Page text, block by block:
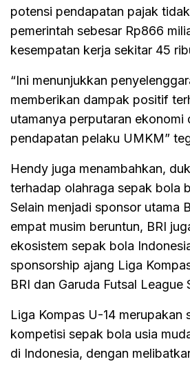
potensi pendapatan pajak
pemerintah sebesar Rp866
kesempatan kerja sekitar 45
“Ini menunjukkan
memberikan dampak positif
utamanya perputaran ekonomi
pendapatan pelaku UMKM”
Hendy juga menambahkan,
terhadap olahraga sepak bola
Selain menjadi sponsor utama
empat musim beruntun, BRI
ekosistem sepak bola
sponsorship ajang Liga
BRI dan Garuda Futsal League
Liga Kompas U-14 merupakan
kompetisi sepak bola usia
di Indonesia, dengan